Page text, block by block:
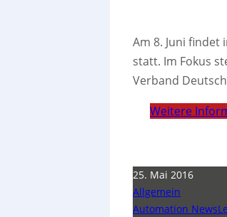
Am 8. Juni findet
statt. Im Fokus
Verband
Weitere
25. Mai 2016
Allgemein
Automation